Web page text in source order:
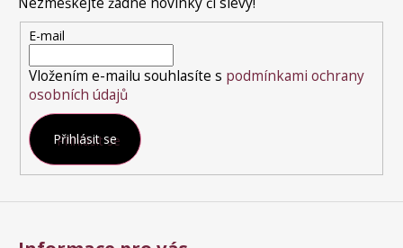
c
r
ý
p
E-mail
Vložením e-mailu souhlasíte s podmínkami ochrany
osobních údajů
Přihlásit se